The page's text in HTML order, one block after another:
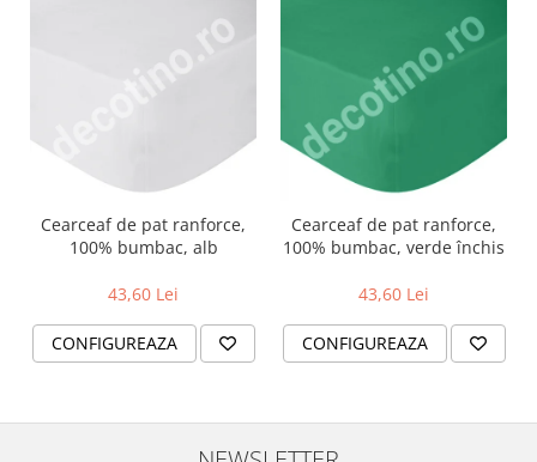
Cearceaf de pat ranforce,
100% bumbac, alb
43,60 Lei
CONFIGUREAZA
Cearceaf de pat ranforce,
100% bumbac, verde închis
43,60 Lei
CONFIGUREAZA